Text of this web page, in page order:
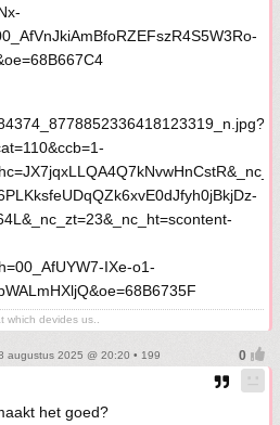
which devides us..
augustus 2025 @ 20:20 • 199
het goed?